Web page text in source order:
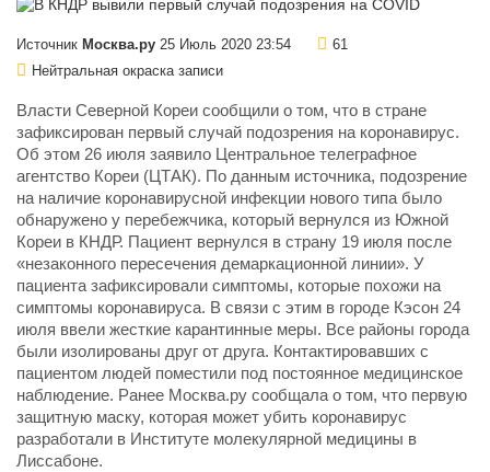
Источник Москва.ру 25 Июль 2020 23:54
61
Нейтральная окраска записи
Власти Северной Кореи сообщили о том, что в стране
зафиксирован первый случай подозрения на коронавирус.
Об этом 26 июля заявило Центральное телеграфное
агентство Кореи (ЦТАК). По данным источника, подозрение
на наличие коронавирусной инфекции нового типа было
обнаружено у перебежчика, который вернулся из Южной
Кореи в КНДР. Пациент вернулся в страну 19 июля после
«незаконного пересечения демаркационной линии». У
пациента зафиксировали симптомы, которые похожи на
симптомы коронавируса. В связи с этим в городе Кэсон 24
июля ввели жесткие карантинные меры. Все районы города
были изолированы друг от друга. Контактировавших с
пациентом людей поместили под постоянное медицинское
наблюдение. Ранее Москва.ру сообщала о том, что первую
защитную маску, которая может убить коронавирус
разработали в Институте молекулярной медицины в
Лиссабоне.